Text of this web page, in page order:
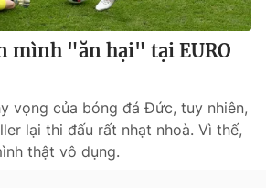
mình "ăn hại" tại EURO
vọng của bóng đá Đức, tuy nhiên,
lại thi đấu rất nhạt nhoà. Vì thế,
thật vô dụng.